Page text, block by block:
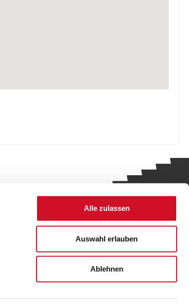
Alle zulassen
Auswahl erlauben
Ablehnen